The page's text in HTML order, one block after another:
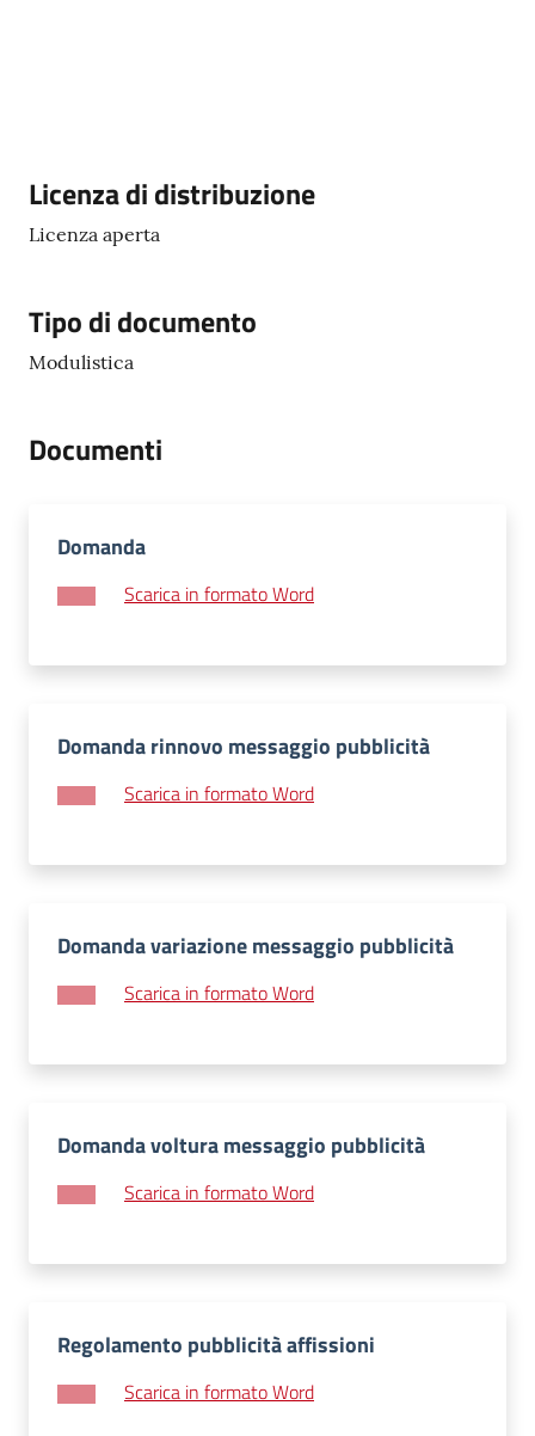
Descrizione
Licenza di distribuzione
Licenza aperta
Tipo di documento
Modulistica
Documenti
Domanda
Scarica in formato Word
Domanda rinnovo messaggio pubblicità
Scarica in formato Word
Domanda variazione messaggio pubblicità
Scarica in formato Word
Domanda voltura messaggio pubblicità
Scarica in formato Word
Regolamento pubblicità affissioni
Scarica in formato Word